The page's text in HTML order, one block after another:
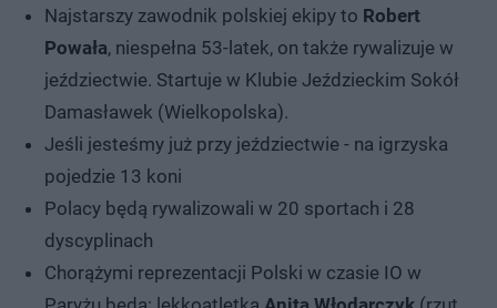
Najstarszy zawodnik polskiej ekipy to Robert
Powała, niespełna 53-latek, on także rywalizuje w
jeździectwie. Startuje w Klubie Jeździeckim Sokół
Damasławek (Wielkopolska).
Jeśli jesteśmy już przy jeździectwie - na igrzyska
pojedzie 13 koni
Polacy będą rywalizowali w 20 sportach i 28
dyscyplinach
Chorążymi reprezentacji Polski w czasie IO w